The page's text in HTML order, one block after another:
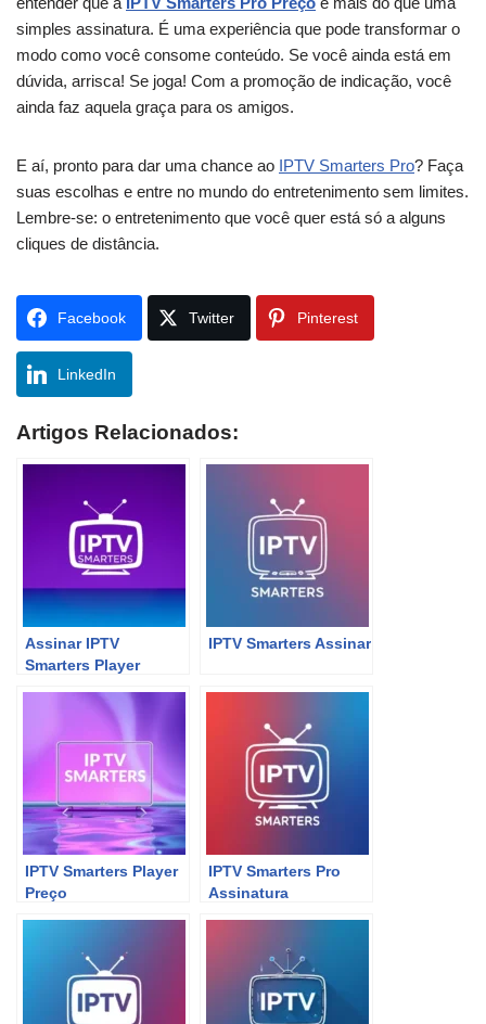
simples assinatura. É uma experiência que pode transformar o
modo como você consome conteúdo. Se você ainda está em
dúvida, arrisca! Se joga! Com a promoção de indicação, você
ainda faz aquela graça para os amigos.
E aí, pronto para dar uma chance ao IPTV Smarters Pro? Faça
suas escolhas e entre no mundo do entretenimento sem limites.
Lembre-se: o entretenimento que você quer está só a alguns
cliques de distância.
Facebook Twitter Pinterest
LinkedIn
Artigos Relacionados:
Assinar IPTV
Smarters Player
IPTV Smarters Assinar
IPTV Smarters Player
Preço
IPTV Smarters Pro
Assinatura